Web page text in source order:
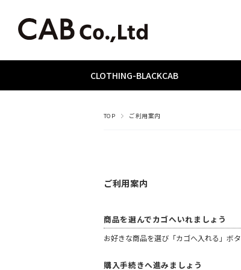
CLOTHING­-­BLACKCAB
TOP ご利用案内
ご利用案内
商品を選んでカゴへいれましょう
お好きな商品を選び「カゴへ入れる」ボ
購入手続きへ進みましょう